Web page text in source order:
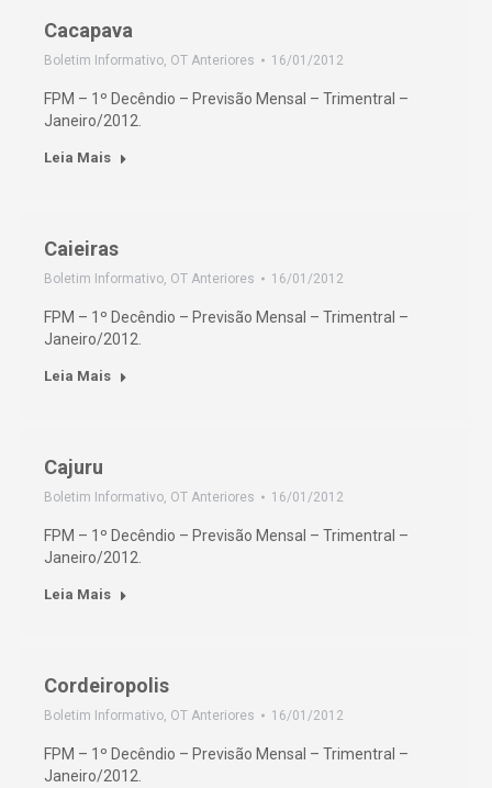
Cacapava
Boletim Informativo, OT Anteriores 16/01/2012
FPM – 1º Decêndio – Previsão Mensal – Trimentral –
Janeiro/2012.
Leia Mais
Caieiras
Boletim Informativo, OT Anteriores 16/01/2012
FPM – 1º Decêndio – Previsão Mensal – Trimentral –
Janeiro/2012.
Leia Mais
Cajuru
Boletim Informativo, OT Anteriores 16/01/2012
FPM – 1º Decêndio – Previsão Mensal – Trimentral –
Janeiro/2012.
Leia Mais
Cordeiropolis
Boletim Informativo, OT Anteriores 16/01/2012
FPM – 1º Decêndio – Previsão Mensal – Trimentral –
Janeiro/2012.